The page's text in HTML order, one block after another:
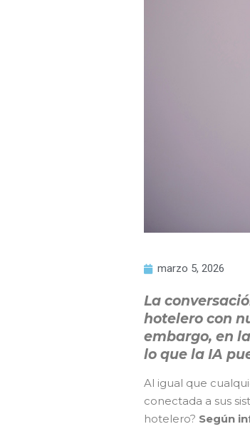
marzo 5, 2026
La
hotelero con
embargo, en
lo que la IA
Al igual que
conectada a sus
hotelero? Según